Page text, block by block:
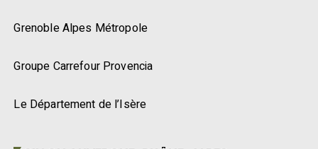
Grenoble Alpes Métropole
Groupe Carrefour Provencia
Le Département de l’Isère